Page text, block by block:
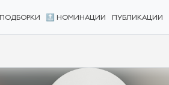
ПОДБОРКИ 🔝 НОМИНАЦИИ ПУБЛИКАЦИИ